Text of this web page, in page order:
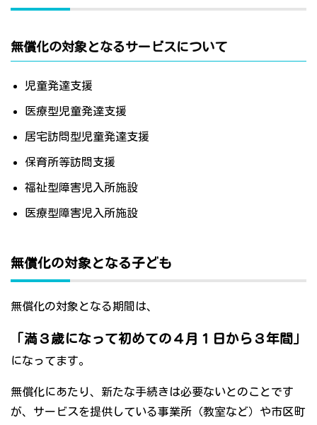
無償化の対象となるサービスについて
児童発達支援
医療型児童発達支援
居宅訪問型児童発達支援
保育所等訪問支援
福祉型障害児入所施設
医療型障害児入所施設
無償化の対象となる子ども
無償化の対象となる期間は、
「満３歳になって初めての４月１日から３年間」
になってます。
無償化にあたり、新たな手続きは必要ないとのことです
が、サービスを提供している事業所（教室など）や市区町